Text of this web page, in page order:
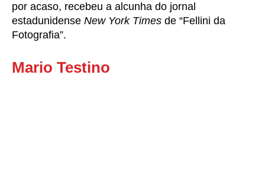
por acaso, recebeu a alcunha do jornal
estadunidense New York Times de “Fellini da
Fotografia”.
Mario Testino